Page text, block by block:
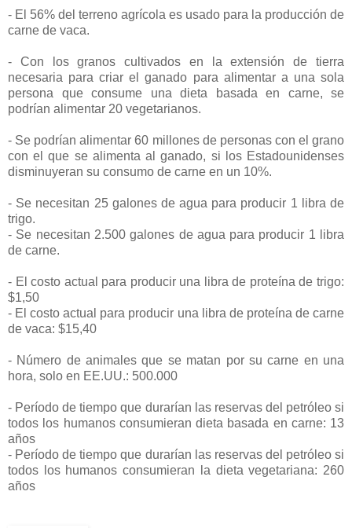
- El 56% del terreno agrícola es usado para la producción de
carne de vaca.
- Con los granos cultivados en la extensión de tierra
necesaria para criar el ganado para alimentar a una sola
persona que consume una dieta basada en carne, se
podrían alimentar 20 vegetarianos.
- Se podrían alimentar 60 millones de personas con el grano
con el que se alimenta al ganado, si los Estadounidenses
disminuyeran su consumo de carne en un 10%.
- Se necesitan 25 galones de agua para producir 1 libra de
trigo.
- Se necesitan 2.500 galones de agua para producir 1 libra
de carne.
- El costo actual para producir una libra de proteína de trigo:
$1,50
- El costo actual para producir una libra de proteína de carne
de vaca: $15,40
- Número de animales que se matan por su carne en una
hora, solo en EE.UU.: 500.000
- Período de tiempo que durarían las reservas del petróleo si
todos los humanos consumieran dieta basada en carne: 13
años
- Período de tiempo que durarían las reservas del petróleo si
todos los humanos consumieran la dieta vegetariana: 260
años